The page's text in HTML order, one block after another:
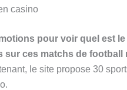
casino
pour voir quel est
ces matchs de football
le site propose 30